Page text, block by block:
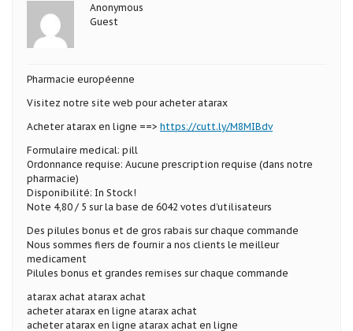
Anonymous
Guest
Pharmacie européenne
Visitez notre site web pour acheter atarax
Acheter atarax en ligne ==> https://cutt.ly/M8MIBdv
Formulaire medical: pill
Ordonnance requise: Aucune prescription requise (dans notre
pharmacie)
Disponibilité: In Stock!
Note 4,80 / 5 sur la base de 6042 votes d’utilisateurs
Des pilules bonus et de gros rabais sur chaque commande
Nous sommes fiers de fournir a nos clients le meilleur
medicament
Pilules bonus et grandes remises sur chaque commande
atarax achat atarax achat
acheter atarax en ligne atarax achat
acheter atarax en ligne atarax achat en ligne